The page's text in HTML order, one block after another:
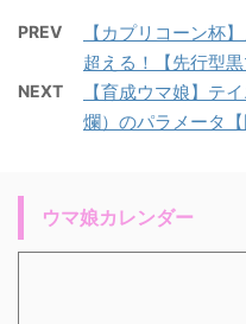
PREV
【カプリコーン杯
超える！【先行型黒
NEXT
【育成ウマ娘】テ
爛）のパラメータ【
ウマ娘カレンダー